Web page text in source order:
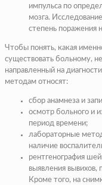
импульса по
мозга.
степень поражения
Чтобы понять, какая
существовать больному,
направленный на
методам относят:
сбор анамнеза и
осмотр больного и
период времени;
лабораторные
наличие
рентгенография
выявления вывихов,
Кроме того, на